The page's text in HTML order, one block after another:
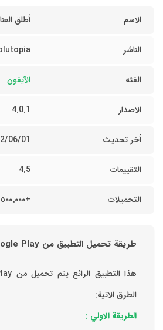
الاسم أطلق
الناشر
الفئه الآيفون
الاصدار 4.0.1
أخر تحديث 01‏/06‏/2022
التقييمات 4.5
التحميلات +٥٠٠٬٠٠٠
طريقة تحميل التطبيق من Google Play
الطرق الاتية:
الطريقة الاولي :